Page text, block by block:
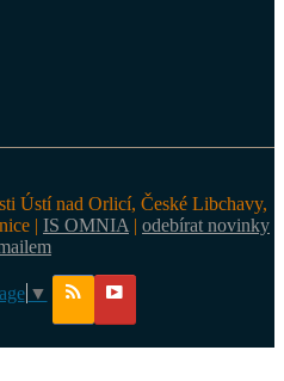
Ústí nad Orlicí, České Libchavy,
| IS OMNIA | odebírat novinky
▼